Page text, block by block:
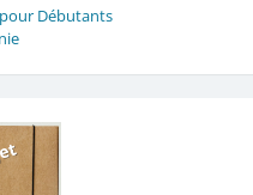
Débutants